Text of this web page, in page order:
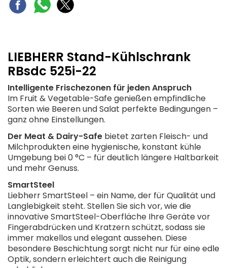
LIEBHERR Stand-Kühlschrank
RBsdc 525i-22
Intelligente Frischezonen für jeden Anspruch
Im Fruit & Vegetable-Safe genießen empfindliche
Sorten wie Beeren und Salat perfekte Bedingungen –
ganz ohne Einstellungen.
Der Meat & Dairy-Safe bietet zarten Fleisch- und
Milchprodukten eine hygienische, konstant kühle
Umgebung bei 0 °C – für deutlich längere Haltbarkeit
und mehr Genuss.
SmartSteel
Liebherr SmartSteel – ein Name, der für Qualität und
Langlebigkeit steht. Stellen Sie sich vor, wie die
innovative SmartSteel-Oberfläche Ihre Geräte vor
Fingerabdrücken und Kratzern schützt, sodass sie
immer makellos und elegant aussehen. Diese
besondere Beschichtung sorgt nicht nur für eine edle
Optik, sondern erleichtert auch die Reinigung